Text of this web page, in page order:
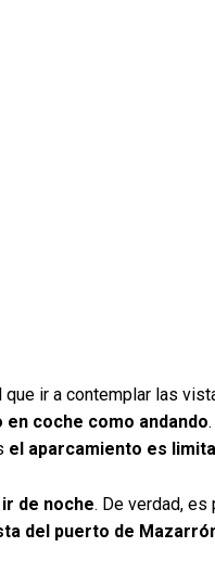
ir a contemplar las
en coche como andando
el aparcamiento es
de noche. De verdad, es
del puerto de